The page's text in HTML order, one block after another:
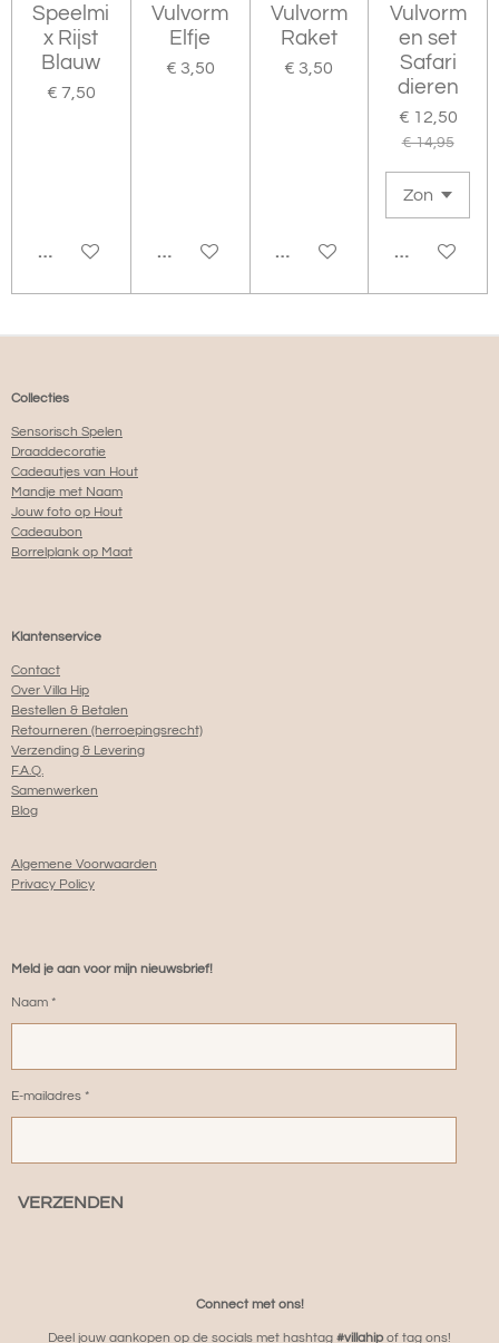
Speelmi
x Rijst
Blauw
€ 7,50
BEKIJK DETAILS
Vulvorm
Elfje
€ 3,50
IN WINKELWAGEN
Vulvorm
Raket
€ 3,50
IN WINKELWAGEN
Vulvorm
en set
Safari
dieren
€ 12,50
€ 14,95
IN
Collecties
Sensorisch Spelen
Draaddecoratie
Cadeautjes van Hout
Mandje met Naam
Jouw foto op Hout
Cadeaubon
Borrelplank op Maat
Klantenservice
Contact
Over Villa Hip
Bestellen & Betalen
Retourneren (herroepingsrecht)
Verzending & Levering
F.A.Q.
Samenwerken
Blog
Algemene Voorwaarden
Privacy Policy
Meld je aan voor mijn nieuwsbrief!
Naam *
E-mailadres *
VERZENDEN
Connect met ons!
Deel jouw aankopen op de socials met hashtag #villahipof tag ons!